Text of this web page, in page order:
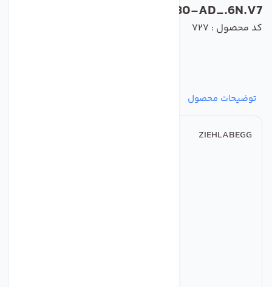
FN080-AD_.6N.V7
کد محصول : 727
توضیحات محصول
ZIEHLABEGG